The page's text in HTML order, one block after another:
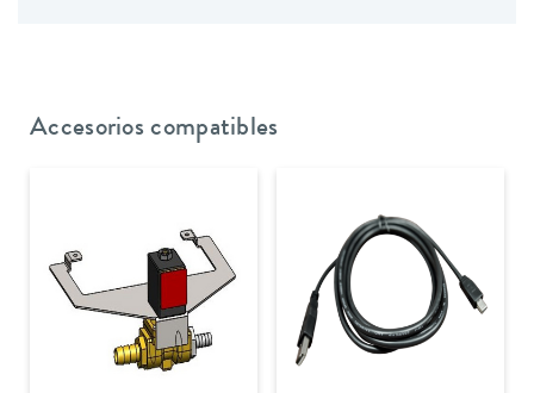
Accesorios compatibles